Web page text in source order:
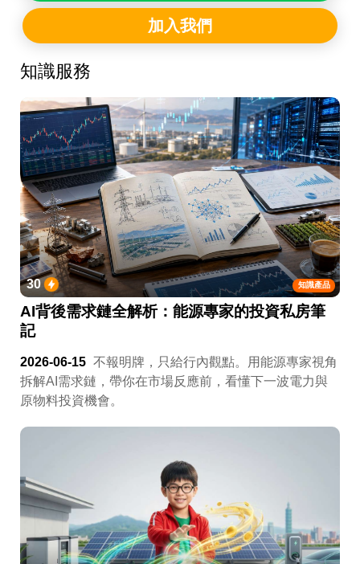
加入我們
知識服務
知識產品
30
AI背後需求鏈全解析：能源專家的投資私房筆
記
2026-06-15 不報明牌，只給行內觀點。用能源專家視角
拆解AI需求鏈，帶你在市場反應前，看懂下一波電力與
原物料投資機會。